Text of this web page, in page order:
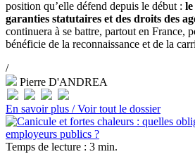
position qu’elle défend depuis le début :
garanties statutaires et des droits des
continuera à se battre, partout en France,
bénéficie de la reconnaissance et de la
/
Pierre D'ANDREA
En savoir plus /Voir tout le dossier
Temps de lecture : 3 min.